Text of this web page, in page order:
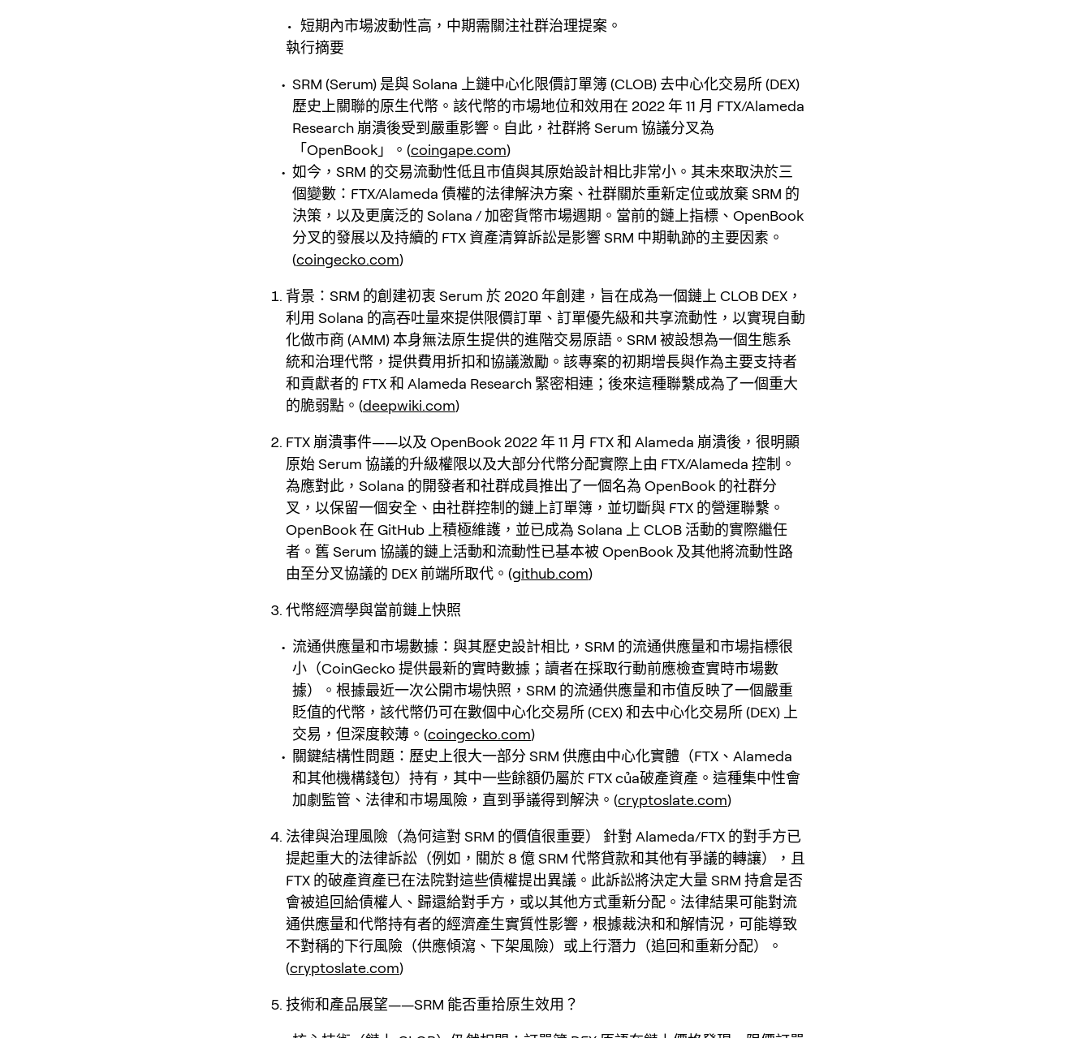
• 短期內市場波動性高，中期需關注社群治理提案。
執行摘要
SRM (Serum) 是與 Solana 上鏈中心化限價訂單簿 (CLOB) 去中心化交易所 (DEX)
歷史上關聯的原生代幣。該代幣的市場地位和效用在 2022 年 11 月 FTX/Alameda
Research 崩潰後受到嚴重影響。自此，社群將 Serum 協議分叉為
「OpenBook」。(coingape.com)
如今，SRM 的交易流動性低且市值與其原始設計相比非常小。其未來取決於三
個變數：FTX/Alameda 債權的法律解決方案、社群關於重新定位或放棄 SRM 的
決策，以及更廣泛的 Solana / 加密貨幣市場週期。當前的鏈上指標、OpenBook
分叉的發展以及持續的 FTX 資產清算訴訟是影響 SRM 中期軌跡的主要因素。
(coingecko.com)
背景：SRM 的創建初衷 Serum 於 2020 年創建，旨在成為一個鏈上 CLOB DEX，
利用 Solana 的高吞吐量來提供限價訂單、訂單優先級和共享流動性，以實現自動
化做市商 (AMM) 本身無法原生提供的進階交易原語。SRM 被設想為一個生態系
統和治理代幣，提供費用折扣和協議激勵。該專案的初期增長與作為主要支持者
和貢獻者的 FTX 和 Alameda Research 緊密相連；後來這種聯繫成為了一個重大
的脆弱點。(deepwiki.com)
FTX 崩潰事件——以及 OpenBook 2022 年 11 月 FTX 和 Alameda 崩潰後，很明顯
原始 Serum 協議的升級權限以及大部分代幣分配實際上由 FTX/Alameda 控制。
為應對此，Solana 的開發者和社群成員推出了一個名為 OpenBook 的社群分
叉，以保留一個安全、由社群控制的鏈上訂單簿，並切斷與 FTX 的營運聯繫。
OpenBook 在 GitHub 上積極維護，並已成為 Solana 上 CLOB 活動的實際繼任
者。舊 Serum 協議的鏈上活動和流動性已基本被 OpenBook 及其他將流動性路
由至分叉協議的 DEX 前端所取代。(github.com)
代幣經濟學與當前鏈上快照
流通供應量和市場數據：與其歷史設計相比，SRM 的流通供應量和市場指標很
小（CoinGecko 提供最新的實時數據；讀者在採取行動前應檢查實時市場數
據）。根據最近一次公開市場快照，SRM 的流通供應量和市值反映了一個嚴重
貶值的代幣，該代幣仍可在數個中心化交易所 (CEX) 和去中心化交易所 (DEX) 上
交易，但深度較薄。(coingecko.com)
關鍵結構性問題：歷史上很大一部分 SRM 供應由中心化實體（FTX、Alameda
和其他機構錢包）持有，其中一些餘額仍屬於 FTX của破產資產。這種集中性會
加劇監管、法律和市場風險，直到爭議得到解決。(cryptoslate.com)
法律與治理風險（為何這對 SRM 的價值很重要） 針對 Alameda/FTX 的對手方已
提起重大的法律訴訟（例如，關於 8 億 SRM 代幣貸款和其他有爭議的轉讓），且
FTX 的破產資產已在法院對這些債權提出異議。此訴訟將決定大量 SRM 持倉是否
會被追回給債權人、歸還給對手方，或以其他方式重新分配。法律結果可能對流
通供應量和代幣持有者的經濟產生實質性影響，根據裁決和和解情況，可能導致
不對稱的下行風險（供應傾瀉、下架風險）或上行潛力（追回和重新分配）。
(cryptoslate.com)
技術和產品展望——SRM 能否重拾原生效用？